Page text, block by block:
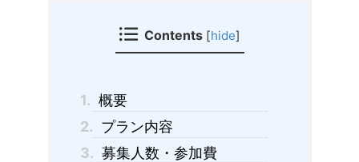
Contents [hide]
1. 概要
2. プラン内容
3. 募集人数・参加費